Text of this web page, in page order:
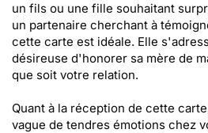
un fils ou une fille souhaitant
un partenaire cherchant à
cette carte est idéale. Elle
désireuse d'honorer sa mère de
que soit votre relation.
Quant à la réception de cette
vague de tendres émotions chez